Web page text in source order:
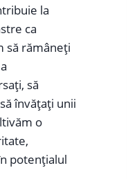
la
ca
să rămâneți
să
învățați unii
o
potențialul